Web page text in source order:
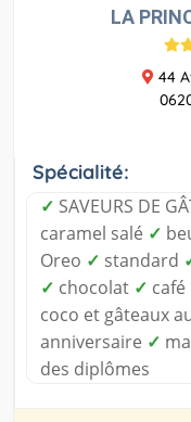
LA
44
Spécialité:
✓ SAVEURS DE
caramel salé ✓
Oreo ✓ standard
✓ chocolat ✓ café
coco et gâteaux
anniversaire ✓
des diplômes